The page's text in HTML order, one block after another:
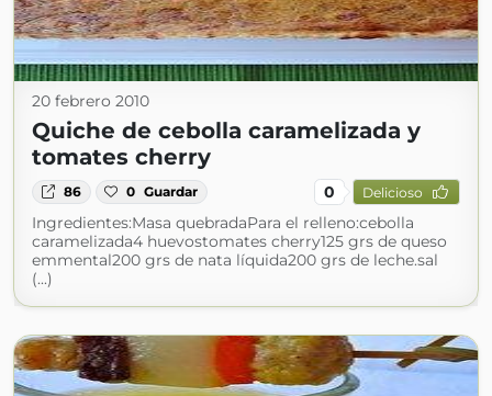
20 febrero 2010
Quiche de cebolla caramelizada y
tomates cherry
86 0 Guardar 0 Delicioso
Ingredientes:Masa quebradaPara el relleno:cebolla
caramelizada4 huevostomates cherry125 grs de queso
emmental200 grs de nata líquida200 grs de leche.sal
(...)